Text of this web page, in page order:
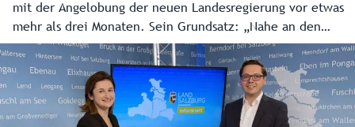
mit der Angelobung der neuen Landesregierung vor etwas
mehr als drei Monaten. Sein Grundsatz: „Nahe an den
Menschen soll das Land sein und unvoreingenommen und
unkompliziert unterstützen.“ Im Studiogespräch zieht er
eine erste Bilanz.